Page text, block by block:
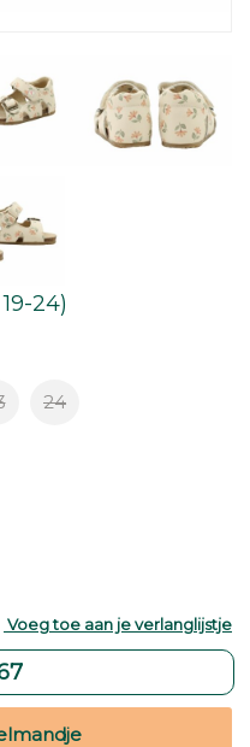
24)
24
Voeg toe aan je verlanglijstje